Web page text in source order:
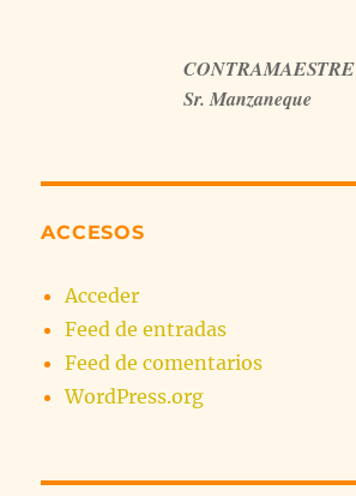
CONTRAMAESTRE
Sr. Manzaneque
ACCESOS
Acceder
Feed de entradas
Feed de comentarios
WordPress.org